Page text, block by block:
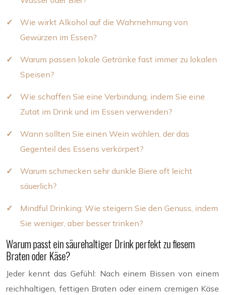
Wie wirkt Alkohol auf die Wahrnehmung von
Gewürzen im Essen?
Warum passen lokale Getränke fast immer zu lokalen
Speisen?
Wie schaffen Sie eine Verbindung, indem Sie eine
Zutat im Drink und im Essen verwenden?
Wann sollten Sie einen Wein wählen, der das
Gegenteil des Essens verkörpert?
Warum schmecken sehr dunkle Biere oft leicht
säuerlich?
Mindful Drinking: Wie steigern Sie den Genuss, indem
Sie weniger, aber besser trinken?
Warum passt ein säurehaltiger Drink perfekt zu fiesem
Braten oder Käse?
Jeder kennt das Gefühl: Nach einem Bissen von einem
reichhaltigen, fettigen Braten oder einem cremigen Käse